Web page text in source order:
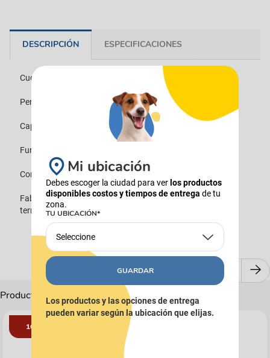
DESCRIPCIÓN ESPECIFICACIONES
Cuchara medidora de 29 x 9,4 x 5 cm
Permite control de alimentos gracias a su sensor de peso
Capacidad máxima: 800 g
Funciona con batería CR2032 (no incluida)
Conmutación entre gramos y onzas
Fabricada en ABS (Acrilonitrilo Butadieno Estireno), un
termoplástico duro, resistente al calor y a los impactos.
Productos Complementarios
16%
Mi ubicación
Debes escoger la ciudad para ver los productos
disponibles costos y tiempos de entrega de tu
zona.
TU UBICACIÓN*
Seleccione
GUARDAR
Los productos y las opciones de entrega
pueden variar según la ubicación que elijas.